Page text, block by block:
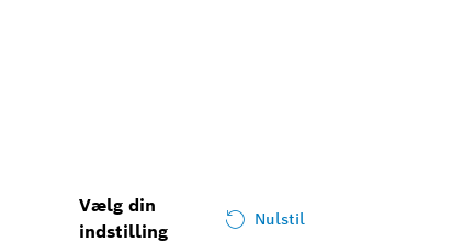
Vælg din
indstilling
Nulstil